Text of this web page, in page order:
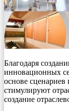
Благодаря
инновационных
основе
стимулируют
создание